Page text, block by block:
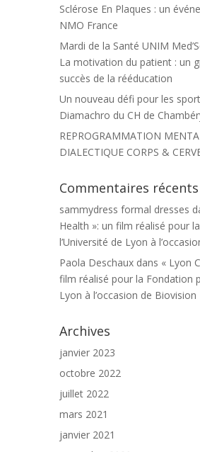
Sclérose En Plaques : un
NMO France
Mardi de la Santé UNIM
La motivation du patient : un
succès de la rééducation
Un nouveau défi pour les
Diamachro du CH de
REPROGRAMMATION
DIALECTIQUE CORPS &
Commentaires récents
sammydress formal dresses
Health »: un film réalisé pour
l’Université de Lyon à
Paola Deschaux dans « Lyon
film réalisé pour la Fondation
Lyon à l’occasion de Biovision
Archives
janvier 2023
octobre 2022
juillet 2022
mars 2021
janvier 2021